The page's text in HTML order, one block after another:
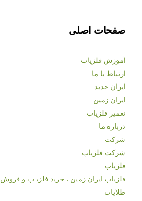
صفحات اصلی
آموزش فلزیاب
ارتباط با ما
ایران جدید
ایران زمین
تعمیر فلزیاب
درباره ما
شرکت
شرکت فلزیاب
فلزیاب
فلزیاب ایران زمین ، خرید فلزیاب و
طلایاب